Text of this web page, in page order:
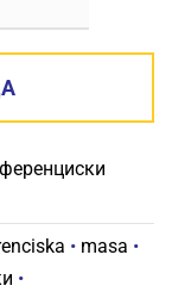
• masa •
•